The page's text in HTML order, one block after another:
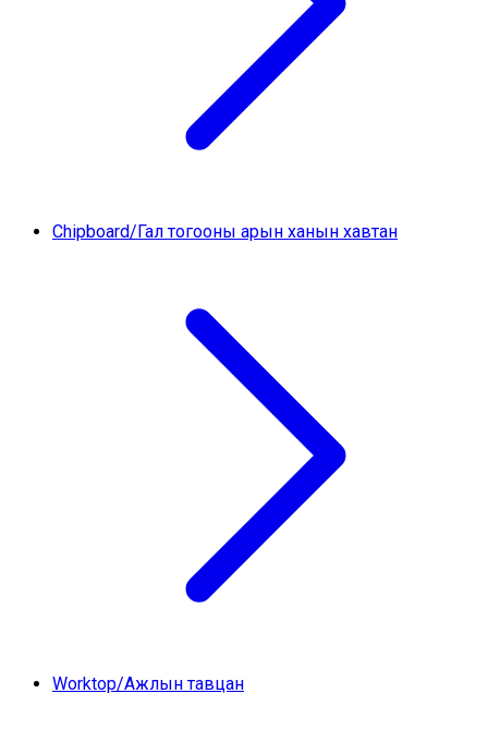
Chipboard/Гал тогооны арын ханын хавтан
Worktop/Ажлын тавцан